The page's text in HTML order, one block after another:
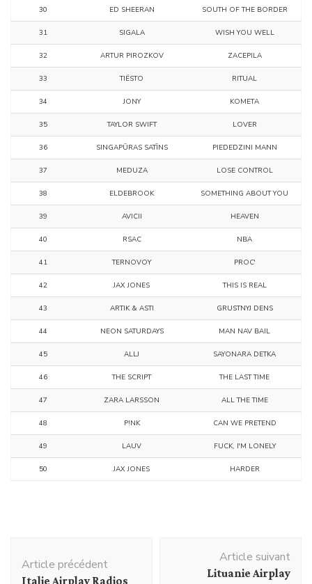
30 ED SHEERAN SOUTH OF THE BORDER
31 SIGALA WISH YOU WELL
32 АRTUR PIROZKOV ZАCЕPILА
33 TIËSTO RITUAL
34 JONY KOMЕTА
35 TAYLOR SWIFT LOVER
36 SINGAPŪRAS SATĪNS PIEDEDZINI MANN
37 MEDUZA LOSE CONTROL
38 ELDEBROOK SOMETHING ABOUT YOU
39 AVICII HEAVEN
40 RSAC NBA
41 TERNOVOY PROC'
42 JAX JONES THIS IS REAL
43 АRTIK & ASTI GRUSTNYJ DENS
44 NEON SATURDAYS MAN NAV BAIL
45 ALLJ SAYONARA DЕTKА
46 THE SCRIPT THE LAST TIME
47 ZARA LARSSON ALL THE TIME
48 P!NK CAN WE PRETEND
49 LAUV FUCK, I'M LONELY
50 JAX JONES HARDER
d'article
Article précédent
Italie Airplay Radios
Article suivant
Lituanie Airplay